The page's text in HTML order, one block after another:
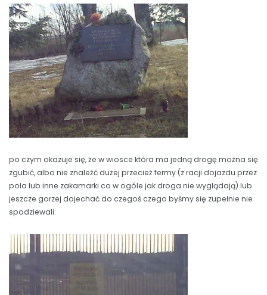
po czym okazuje się, że w wiosce która ma jedną drogę można się
zgubić, albo nie znaleźć dużej przecież fermy (z racji dojazdu przez
pola lub inne zakamarki co w ogóle jak droga nie wyglądają) lub
jeszcze gorzej dojechać do czegoś czego byśmy się zupełnie nie
spodziewali: